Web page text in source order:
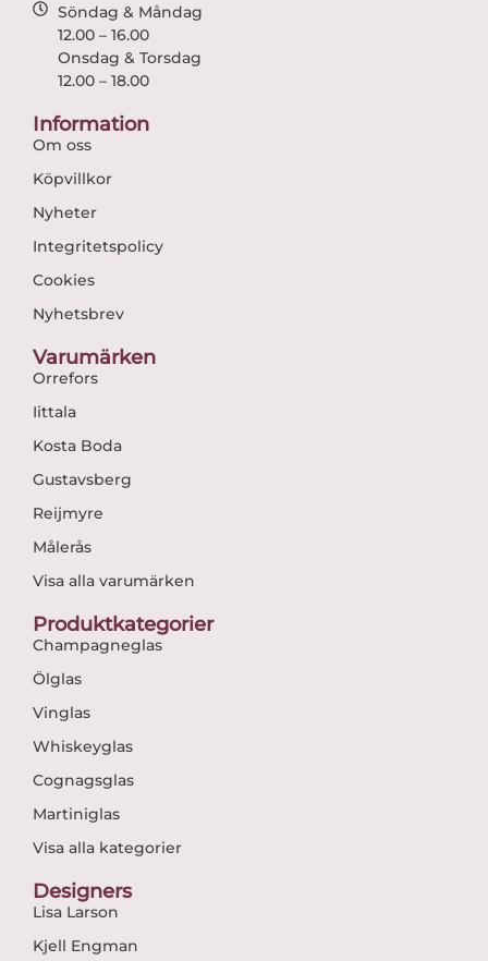
Söndag & Måndag
12.00 – 16.00
Onsdag & Torsdag
12.00 – 18.00
Information
Om oss
Köpvillkor
Nyheter
Integritetspolicy
Cookies
Nyhetsbrev
Varumärken
Orrefors
Iittala
Kosta Boda
Gustavsberg
Reijmyre
Målerås
Visa alla varumärken
Produktkategorier
Champagneglas
Ölglas
Vinglas
Whiskeyglas
Cognagsglas
Martiniglas
Visa alla kategorier
Designers
Lisa Larson
Kjell Engman